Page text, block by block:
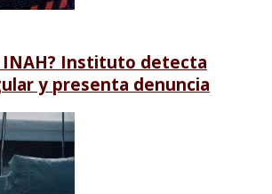
INAH? Instituto detecta
y presenta denuncia